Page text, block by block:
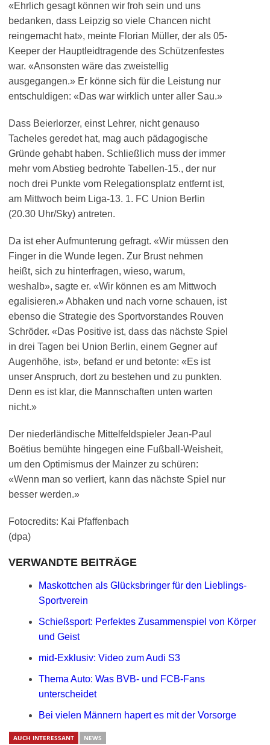
«Ehrlich gesagt können wir froh sein und uns
bedanken, dass Leipzig so viele Chancen nicht
reingemacht hat», meinte Florian Müller, der als 05-
Keeper der Hauptleidtragende des Schützenfestes
war. «Ansonsten wäre das zweistellig
ausgegangen.» Er könne sich für die Leistung nur
entschuldigen: «Das war wirklich unter aller Sau.»
Dass Beierlorzer, einst Lehrer, nicht genauso
Tacheles geredet hat, mag auch pädagogische
Gründe gehabt haben. Schließlich muss der immer
mehr vom Abstieg bedrohte Tabellen-15., der nur
noch drei Punkte vom Relegationsplatz entfernt ist,
am Mittwoch beim Liga-13. 1. FC Union Berlin
(20.30 Uhr/Sky) antreten.
Da ist eher Aufmunterung gefragt. «Wir müssen den
Finger in die Wunde legen. Zur Brust nehmen
heißt, sich zu hinterfragen, wieso, warum,
weshalb», sagte er. «Wir können es am Mittwoch
egalisieren.» Abhaken und nach vorne schauen, ist
ebenso die Strategie des Sportvorstandes Rouven
Schröder. «Das Positive ist, dass das nächste Spiel
in drei Tagen bei Union Berlin, einem Gegner auf
Augenhöhe, ist», befand er und betonte: «Es ist
unser Anspruch, dort zu bestehen und zu punkten.
Denn es ist klar, die Mannschaften unten warten
nicht.»
Der niederländische Mittelfeldspieler Jean-Paul
Boëtius bemühte hingegen eine Fußball-Weisheit,
um den Optimismus der Mainzer zu schüren:
«Wenn man so verliert, kann das nächste Spiel nur
besser werden.»
Fotocredits: Kai Pfaffenbach
(dpa)
VERWANDTE BEITRÄGE
Maskottchen als Glücksbringer für den Lieblings-
Sportverein
Schießsport: Perfektes Zusammenspiel von Körper
und Geist
mid-Exklusiv: Video zum Audi S3
Thema Auto: Was BVB- und FCB-Fans
unterscheidet
Bei vielen Männern hapert es mit der Vorsorge
AUCH INTERESSANT NEWS